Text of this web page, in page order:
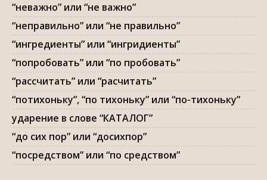
“неважно” или “не важно”
“неправильно” или “не правильно”
“ингредиенты” или “ингридиенты”
“попробовать” или “по пробовать”
“рассчитать” или “расчитать”
“потихоньку”, “по тихоньку” или “по-тихоньку”
ударение в слове “КАТАЛОГ”
“до сих пор” или “досихпор”
“посредством” или “по средством”